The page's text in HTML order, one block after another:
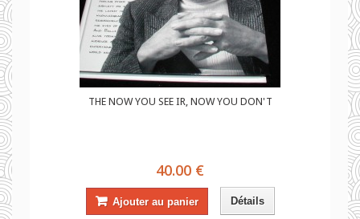
THE NOW YOU SEE IR, NOW YOU DON'T
40.00 €
Ajouter au panier Détails